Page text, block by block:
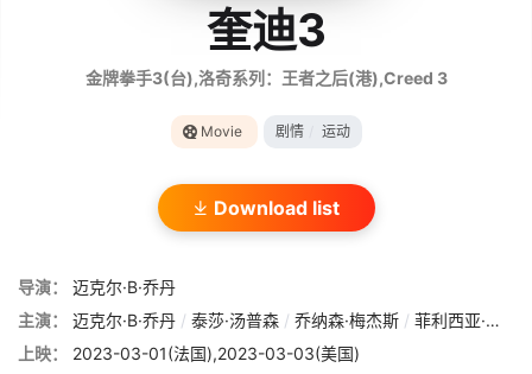
奎迪3
金牌拳手3(台),洛奇系列：王者之后(港),Creed 3
Movie 剧情 运动
Download list
导演：
迈克尔·B·乔丹
主演：
迈克尔·B·乔丹 / 泰莎·汤普森 / 乔纳森·梅杰斯 / 菲利西亚·拉斯海德
上映：
2023-03-01(法国),2023-03-03(美国)